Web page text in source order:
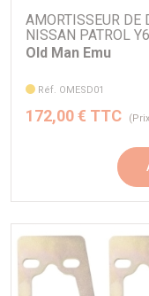
AMORTISSEUR DE
NISSAN PATROL
Old Man Emu
Réf. OMESD01
172,00 € TTC